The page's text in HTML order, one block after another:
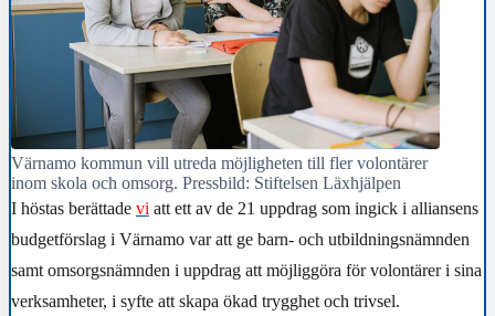
Värnamo kommun vill utreda möjligheten till fler volontärer
inom skola och omsorg. Pressbild: Stiftelsen Läxhjälpen
I höstas berättade vi att ett av de 21 uppdrag som ingick i alliansens
budgetförslag i Värnamo var att ge barn- och utbildningsnämnden
samt omsorgsnämnden i uppdrag att möjliggöra för volontärer i sina
verksamheter, i syfte att skapa ökad trygghet och trivsel.